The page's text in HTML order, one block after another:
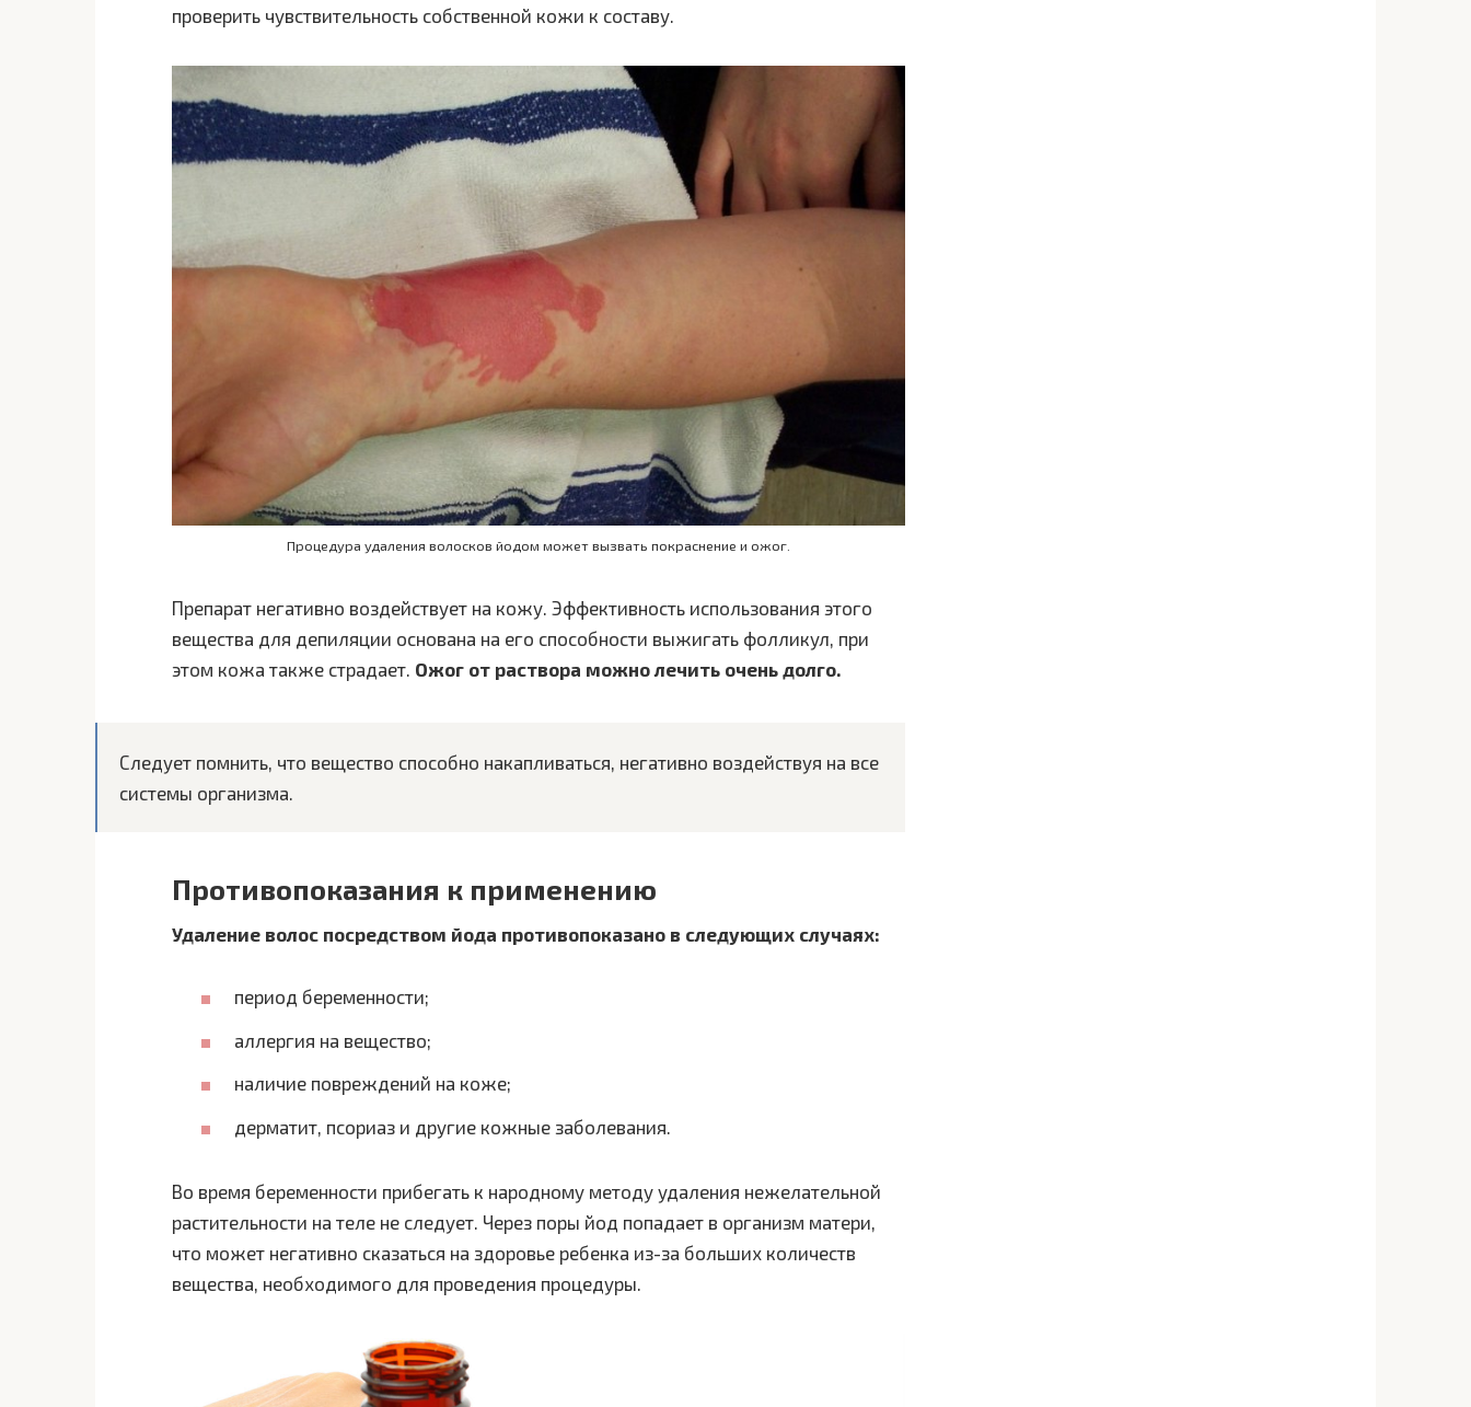
проверить чувствительность собственной кожи к составу.
Процедура удаления волосков йодом может вызвать покраснение и ожог.
Препарат негативно воздействует на кожу. Эффективность использования этого
вещества для депиляции основана на его способности выжигать фолликул, при
этом кожа также страдает. Ожог от раствора можно лечить очень долго.
Следует помнить, что вещество способно накапливаться, негативно воздействуя на все
системы организма.
Противопоказания к применению
Удаление волос посредством йода противопоказано в следующих случаях:
период беременности;
аллергия на вещество;
наличие повреждений на коже;
дерматит, псориаз и другие кожные заболевания.
Во время беременности прибегать к народному методу удаления нежелательной
растительности на теле не следует. Через поры йод попадает в организм матери,
что может негативно сказаться на здоровье ребенка из-за больших количеств
вещества, необходимого для проведения процедуры.